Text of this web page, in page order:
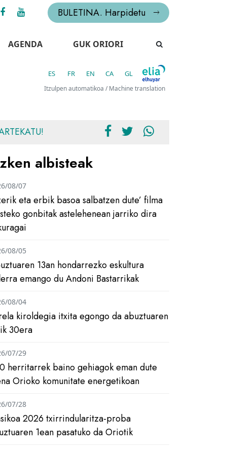
BULETINA. Harpidetu
AGENDA GUK ORIORI
ES FR EN CA GL
Itzulpen automatikoa / Machine translation
albisteak
eta erbik basoa salbatzen dute’ filma
gonbitak astelehenean jarriko dira
08/07
13an hondarrezko eskultura
emango du Andoni Bastarrikak
08/05
kiroldegia itxita egongo da abuztuaren
30era
08/04
herritarrek baino gehiagok eman dute
Orioko komunitate energetikoan
07/29
2026 txirrindularitza-proba
1ean pasatuko da Oriotik
07/28